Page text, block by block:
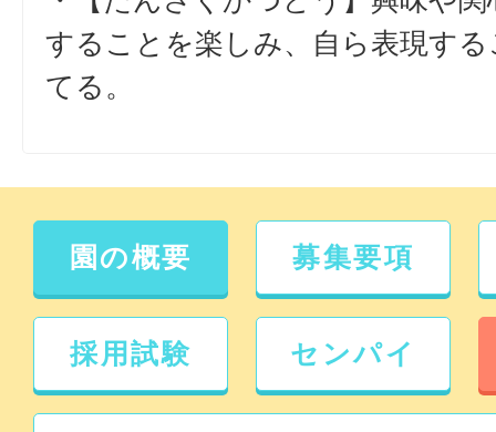
することを楽しみ、自ら表現す
てる。
園の概要 募集要項
採用試験 センパイ